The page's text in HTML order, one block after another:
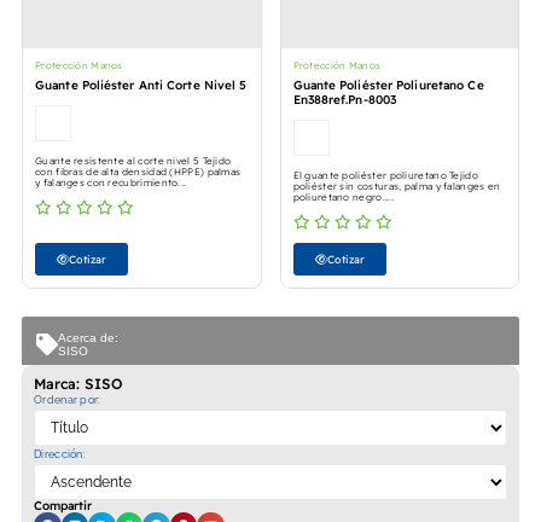
Marca: SISO
Ordenar por:
Dirección:
Compartir
Acerca de:
SISO
Protección Manos
Guante Poliéster Anti Corte Nivel 5
Guante resistente al corte nivel 5 Tejido
con fibras de alta densidad (HPPE) palmas
y falanges con recubrimiento...
Cotizar
Protección Manos
Guante Poliéster Poliuretano Ce
En388ref.Pn-8003
El guante poliéster poliuretano Tejido
poliéster sin costuras, palma y falanges en
poliuretano negro....
Cotizar